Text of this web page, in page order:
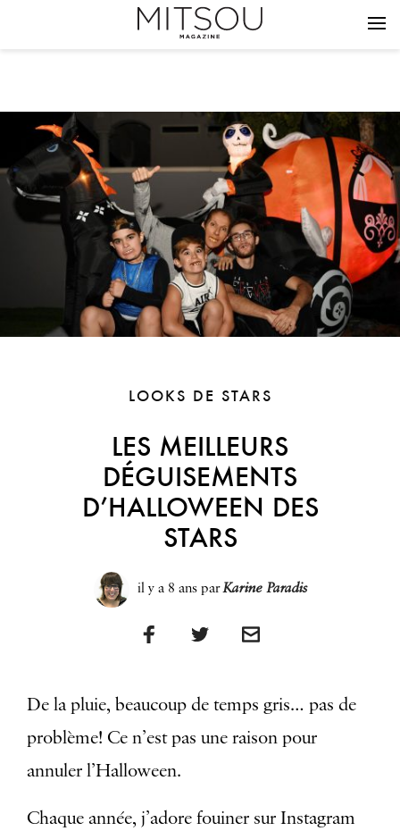
LOOKS DE STARS
LES MEILLEURS
DÉGUISEMENTS
D’HALLOWEEN DES
STARS
il y a 8 ansparKarine Paradis
De la pluie, beaucoup de temps gris… pas de
problème! Ce n’est pas une raison pour
annuler l’Halloween.
Chaque année, j’adore fouiner sur Instagram